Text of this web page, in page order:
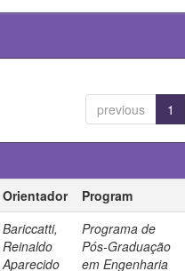
previous 1
Orientador Program
Bariccatti,
Reinaldo
Aparecido
Programa de
Pós-Graduação
em Engenharia